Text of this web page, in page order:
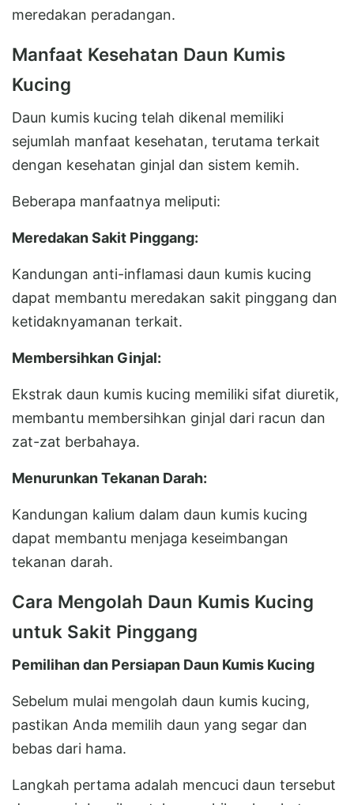
meredakan peradangan.
Manfaat Kesehatan Daun Kumis
Kucing
Daun kumis kucing telah dikenal memiliki
sejumlah manfaat kesehatan, terutama terkait
dengan kesehatan ginjal dan sistem kemih.
Beberapa manfaatnya meliputi:
Meredakan Sakit Pinggang:
Kandungan anti-inflamasi daun kumis kucing
dapat membantu meredakan sakit pinggang dan
ketidaknyamanan terkait.
Membersihkan Ginjal:
Ekstrak daun kumis kucing memiliki sifat diuretik,
membantu membersihkan ginjal dari racun dan
zat-zat berbahaya.
Menurunkan Tekanan Darah:
Kandungan kalium dalam daun kumis kucing
dapat membantu menjaga keseimbangan
tekanan darah.
Cara Mengolah Daun Kumis Kucing
untuk Sakit Pinggang
Pemilihan dan Persiapan Daun Kumis Kucing
Sebelum mulai mengolah daun kumis kucing,
pastikan Anda memilih daun yang segar dan
bebas dari hama.
Langkah pertama adalah mencuci daun tersebut